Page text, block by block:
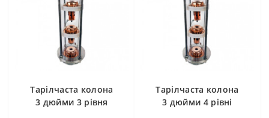
Тарілчаста колона
3 дюйми 3 рівня
Тарілчаста колона
3 дюйми 4 рівні